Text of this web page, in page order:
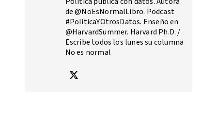
de @NoEsNormalLibro. Podcast
#PoliticaYOtrosDatos. Enseño en
@HarvardSummer. Harvard Ph.D. /
Escribe todos los lunes su columna
No es normal